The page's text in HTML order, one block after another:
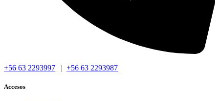
+56 63 2293997 | +56 63 2293987
Accesos